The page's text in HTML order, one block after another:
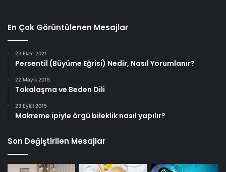
En Çok Görüntülenen Mesajlar
23 Ekim 2021
Persentil (Büyüme Eğrisi) Nedir, Nasıl Yorumlanır?
22 Mayıs 2015
Tokalaşma ve Beden Dili
23 Eylül 2015
Makreme ipiyle örgü bileklik nasıl yapılır?
Son Değiştirilen Mesajlar